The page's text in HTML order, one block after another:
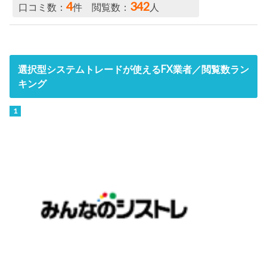
口コミ数：4件 閲覧数： 342 人
選択型システムトレードが使えるFX業者／閲覧数ラン
キング